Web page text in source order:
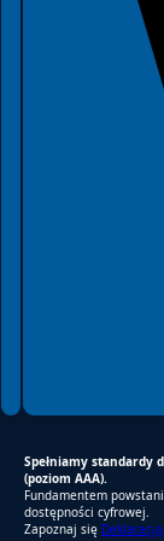
Spełniamy standardy
(poziom AAA).
Fundamentem
dostępności cyfrowej.
Zapoznaj się